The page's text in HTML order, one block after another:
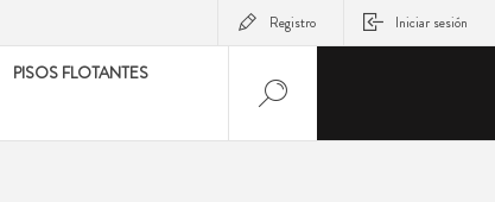
Registro Iniciar sesión
PISOS FLOTANTES